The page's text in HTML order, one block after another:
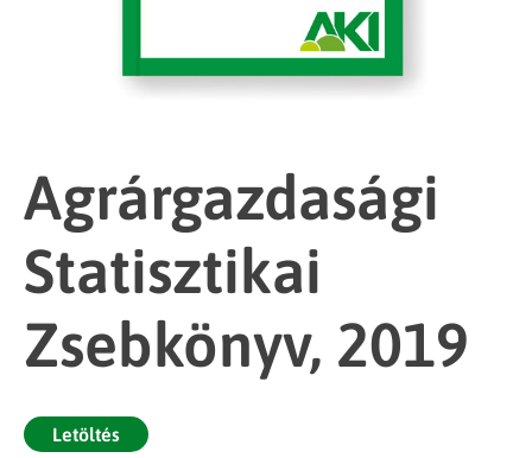
Agrárgazdasági
Statisztikai
Zsebkönyv, 2019
Letöltés